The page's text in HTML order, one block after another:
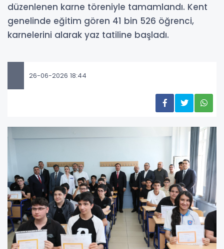
düzenlenen karne töreniyle tamamlandı. Kent
genelinde eğitim gören 41 bin 526 öğrenci,
karnelerini alarak yaz tatiline başladı.
26-06-2026 18:44